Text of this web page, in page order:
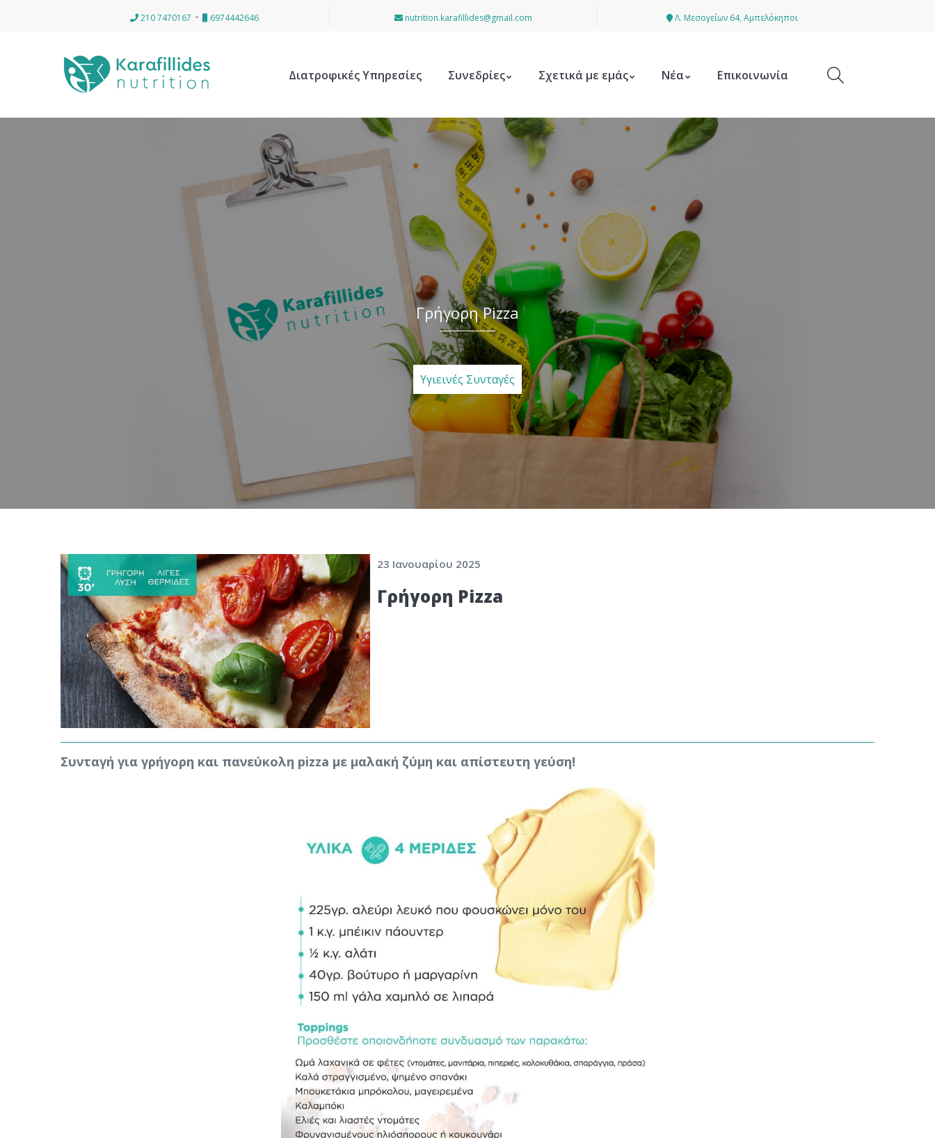
210 7470167 - 6974442646 nutrition.karafillides@gmail.com Λ. Μεσογείων 64, Αμπελόκηποι
Διατροφικές Υπηρεσίες Συνεδρίες Σχετικά με εμάς Νέα Επικοινωνία
Γρήγορη Pizza
Υγιεινές Συνταγές
23 Ιανουαρίου 2025
Γρήγορη Pizza
Συνταγή για γρήγορη και πανεύκολη pizza με μαλακή ζύμη και απίστευτη γεύση!